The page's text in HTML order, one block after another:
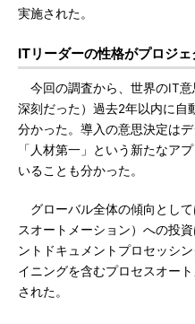
実施された。
ITリーダーの性格がプロジ
今回の調査から、世界のIT
深刻だった）過去2年以内に自
分かった。導入の意思決定は
「人材第一」という新たなア
いることも分かった。
グローバル全体の傾向として
スオートメーション）への投
ントドキュメントプロセッシ
イニングを含むプロセスオー
された。